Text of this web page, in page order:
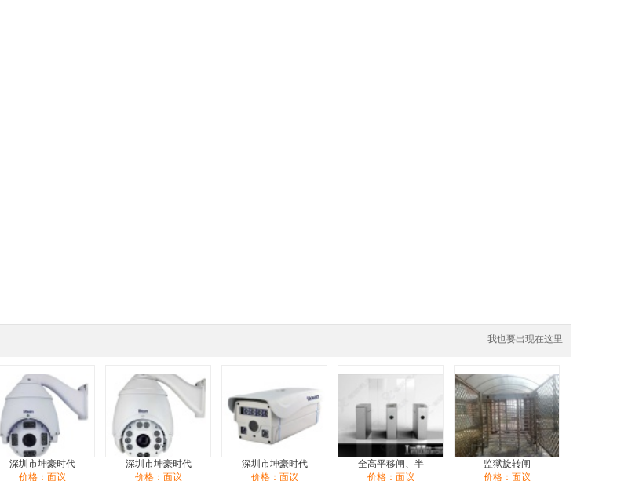
我也要出现在这里
深圳市坤豪时代
价格：面议
深圳市坤豪时代
价格：面议
深圳市坤豪时代
价格：面议
全高平移闸、半
价格：面议
监狱旋转闸
价格：面议